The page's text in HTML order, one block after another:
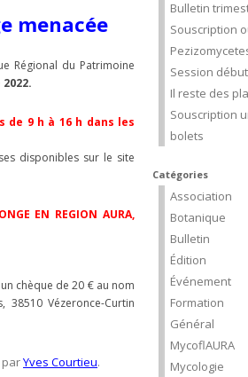
menacée
Régional du Patrimoine
de 9 h à 16 h dans les
disponibles sur le site
EN REGION AURA,
chèque de 20 € au nom
Vézeronce-Curtin
parYves Courtieu.
Bulletin
Souscription
Session
Il reste des
Souscription
bolets
Catégories
Association
Botanique
Bulletin
Édition
Événement
Formation
Général
MycoflAURA
Mycologie